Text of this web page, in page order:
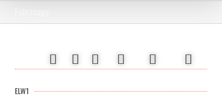
ELW1